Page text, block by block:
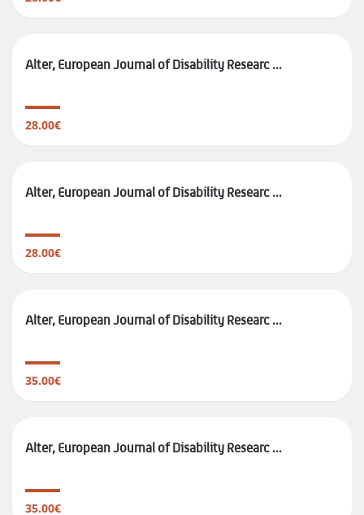
Alter, European Journal of Disability Researc ...
28.00€
Alter, European Journal of Disability Researc ...
28.00€
Alter, European Journal of Disability Researc ...
35.00€
Alter, European Journal of Disability Researc ...
35.00€